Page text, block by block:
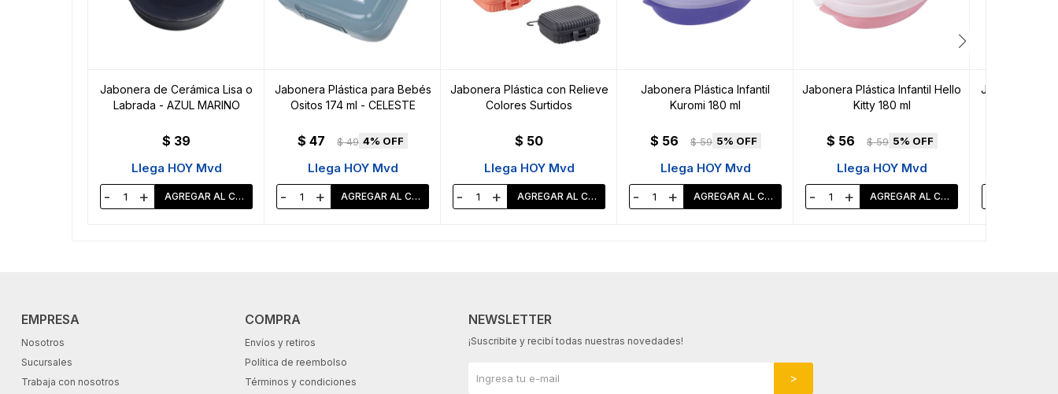
Jabonera de Cerámica Lisa o
Labrada - AZUL MARINO
$ 39
Llega HOY Mvd
- +
Jabonera Plástica para Bebés
Ositos 174 ml - CELESTE
$ 47 $ 49 4
Llega HOY Mvd
- +
Jabonera Plástica con Relieve
Colores Surtidos
$ 50
Llega HOY Mvd
- +
Jabonera Plástica Infantil
Kuromi 180 ml
$ 56 $ 59 5
Llega HOY Mvd
- +
Jabonera Plástica Infantil Hello
Kitty 180 ml
$ 56 $ 59 5
Llega HOY Mvd
- +
Jabonera
EMPRESA
Nosotros
Sucursales
Trabaja con nosotros
COMPRA
Envíos y retiros
Política de reembolso
Términos y condiciones
NEWSLETTER
¡Suscribite y recibí todas nuestras novedades!